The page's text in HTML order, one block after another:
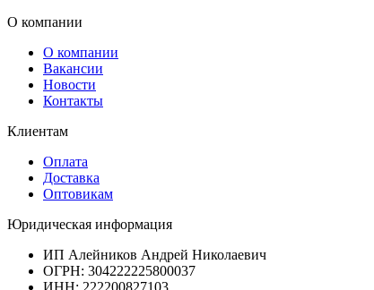
О компании
О компании
Вакансии
Новости
Контакты
Клиентам
Оплата
Доставка
Оптовикам
Юридическая информация
ИП Алейников Андрей Николаевич
ОГРН: 304222225800037
ИНН: 222200827103